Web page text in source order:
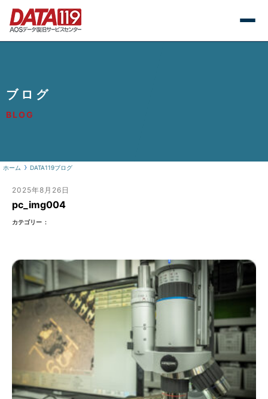
ブログ
BLOG
ホーム DATA119ブログ
2025年8月26日
pc_img004
カテゴリー